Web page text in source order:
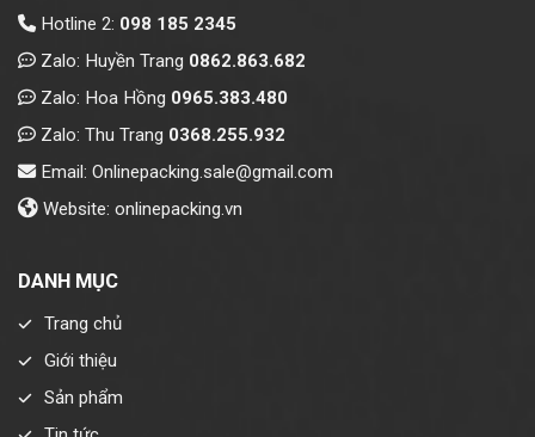
Hotline 2: 098 185 2345
Zalo: Huyền Trang 0862.863.682
Zalo: Hoa Hồng 0965.383.480
Zalo: Thu Trang 0368.255.932
Email: Onlinepacking.sale@gmail.com
Website: onlinepacking.vn
DANH MỤC
Trang chủ
Giới thiệu
Sản phẩm